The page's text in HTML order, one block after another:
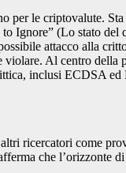
per le criptovalute.
(Lo stato
attacco alla
Al centro
inclusi ECDSA
ricercatori come
che l’orizzonte